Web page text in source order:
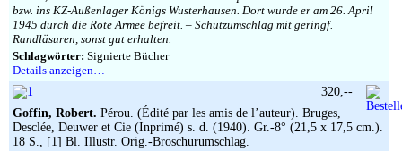
bzw. ins KZ-Außenlager Königs Wusterhausen. Dort wurde er am 26. April
1945 durch die Rote Armee befreit. – Schutzumschlag mit geringf.
Randläsuren, sonst gut erhalten.
Schlagwörter: Signierte Bücher
Details anzeigen…
Goffin, Robert. Pérou. (Édité par les amis de l’auteur). Bruges,
Desclée, Deuwer et Cie (Inprimé) s. d. (1940). Gr.-8° (21,5 x 17,5 cm.).
18 S., [1] Bl. Illustr. Orig.-Broschurumschlag.
320,--